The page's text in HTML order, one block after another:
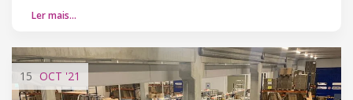
Ler mais…
15 OCT '21